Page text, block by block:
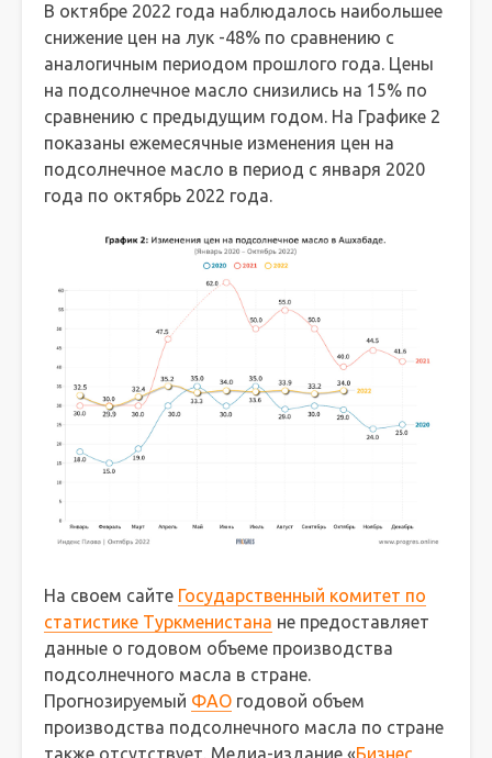
В октябре 2022 года наблюдалось наибольшее
снижение цен на лук -48% по сравнению с
аналогичным периодом прошлого года. Цены
на подсолнечное масло снизились на 15% по
сравнению с предыдущим годом. На Графике 2
показаны ежемесячные изменения цен на
подсолнечное масло в период с января 2020
года по октябрь 2022 года.
На своем сайте Государственный комитет по
статистике Туркменистана не предоставляет
данные о годовом объеме производства
подсолнечного масла в стране.
Прогнозируемый ФАО годовой объем
производства подсолнечного масла по стране
также отсутствует. Медиа-издание «Бизнес